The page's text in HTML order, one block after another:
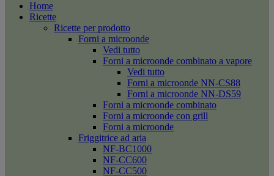
Home
Ricette
Ricette per prodotto
Forni a microonde
Vedi tutto
Forni a microonde combinato a vapore
Vedi tutto
Forni a microonde NN-CS88
Forni a microonde NN-DS59
Forni a microonde combinato
Forni a microonde con grill
Forni a microonde
Friggitrice ad aria
NF-BC1000
NF-CC600
NF-CC500